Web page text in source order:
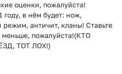
оценки, пожалуйста!
году, в нём будет: нож,
античит, кланы! Ставьте
меньше, пожалуйста!(КТО
ТОТ ЛОХ!)